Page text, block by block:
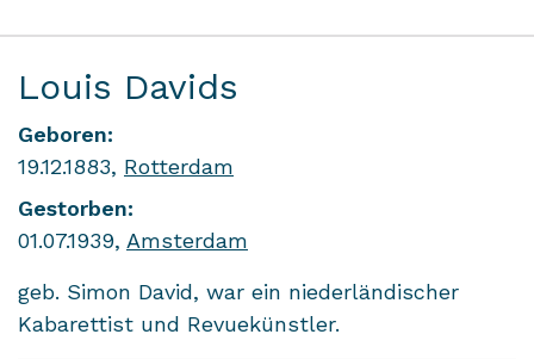
Louis Davids
Geboren:
19.12.1883, Rotterdam
Gestorben:
01.07.1939, Amsterdam
geb. Simon David, war ein niederländischer
Kabarettist und Revuekünstler.